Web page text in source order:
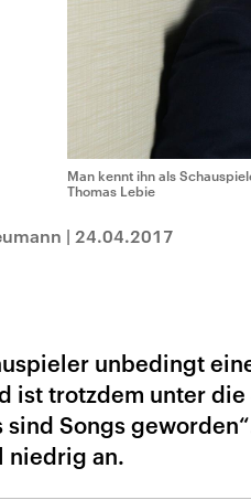
Man kennt ihn als
Thomas Lebie
| 24.04.2017
unbedingt
ist trotzdem unter
Songs
niedrig an.